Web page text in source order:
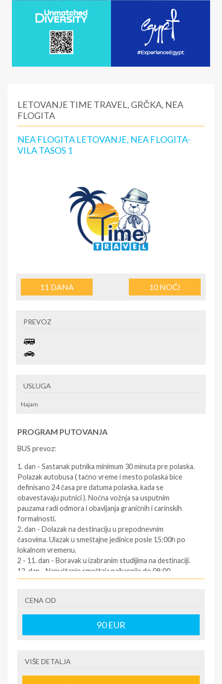
LETOVANJE TIME TRAVEL, GRČKA, NEA
FLOGITA
NEA FLOGITA LETOVANJE, NEA FLOGITA-
VILA TASOS 1
11 DANA 10NOĆI
PREVOZ
USLUGA
Najam
PROGRAM PUTOVANJA
BUS prevoz:
1. dan - Sastanak putnika minimum 30 minuta pre polaska.
Polazak autobusa ( tačno vreme i mesto polaska bice
definisano 24 časa pre datuma polaska, kada se
obavestavaju putnici ). Noćna vožnja sa usputnim
pauzama radi odmora i obavljanja graničnih i carinskih
formalnosti.
2. dan - Dolazak na destinaciju u prepodnevnim
časovima. Ulazak u smeštajne jedinice posle 15:00h po
lokalnom vremenu.
2 - 11. dan - Boravak u izabranim studijima na destinaciji.
12. dan - Napuštanje smeštaja najkasnije do 09:00
časova. Slobodno vreme. Polazak za Srbiju oko podneva
informisati se kod predstavnika agencija dan pre
povratka ).
12/13. dan - Dolazak u Srbiju u ranim jutarnjim časovima.
1.dan - Dolazak na destinaciju. Obavezno kontaktirati
CENA OD
90EUR
VIŠE DETALJA